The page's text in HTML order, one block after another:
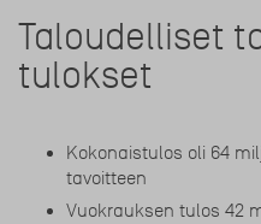
Taloudelliset
tulokset
Kokonaistulos oli 64
tavoitteen
Vuokrauksen tulos 42